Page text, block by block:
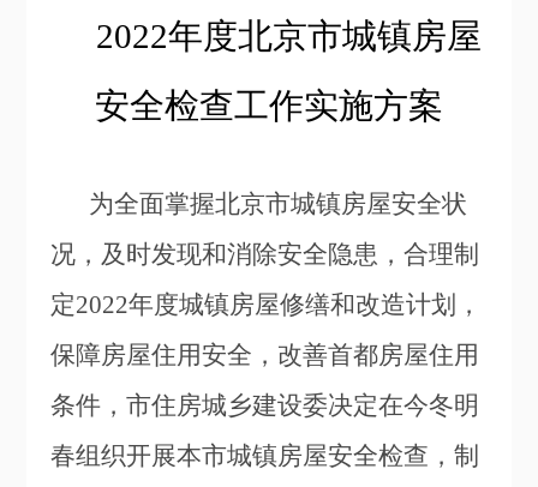
2022年度北京市城镇房屋
安全检查工作实施方案
为全面掌握北京市城镇房屋安全状
况，及时发现和消除安全隐患，合理制
定2022年度城镇房屋修缮和改造计划，
保障房屋住用安全，改善首都房屋住用
条件，市住房城乡建设委决定在今冬明
春组织开展本市城镇房屋安全检查，制